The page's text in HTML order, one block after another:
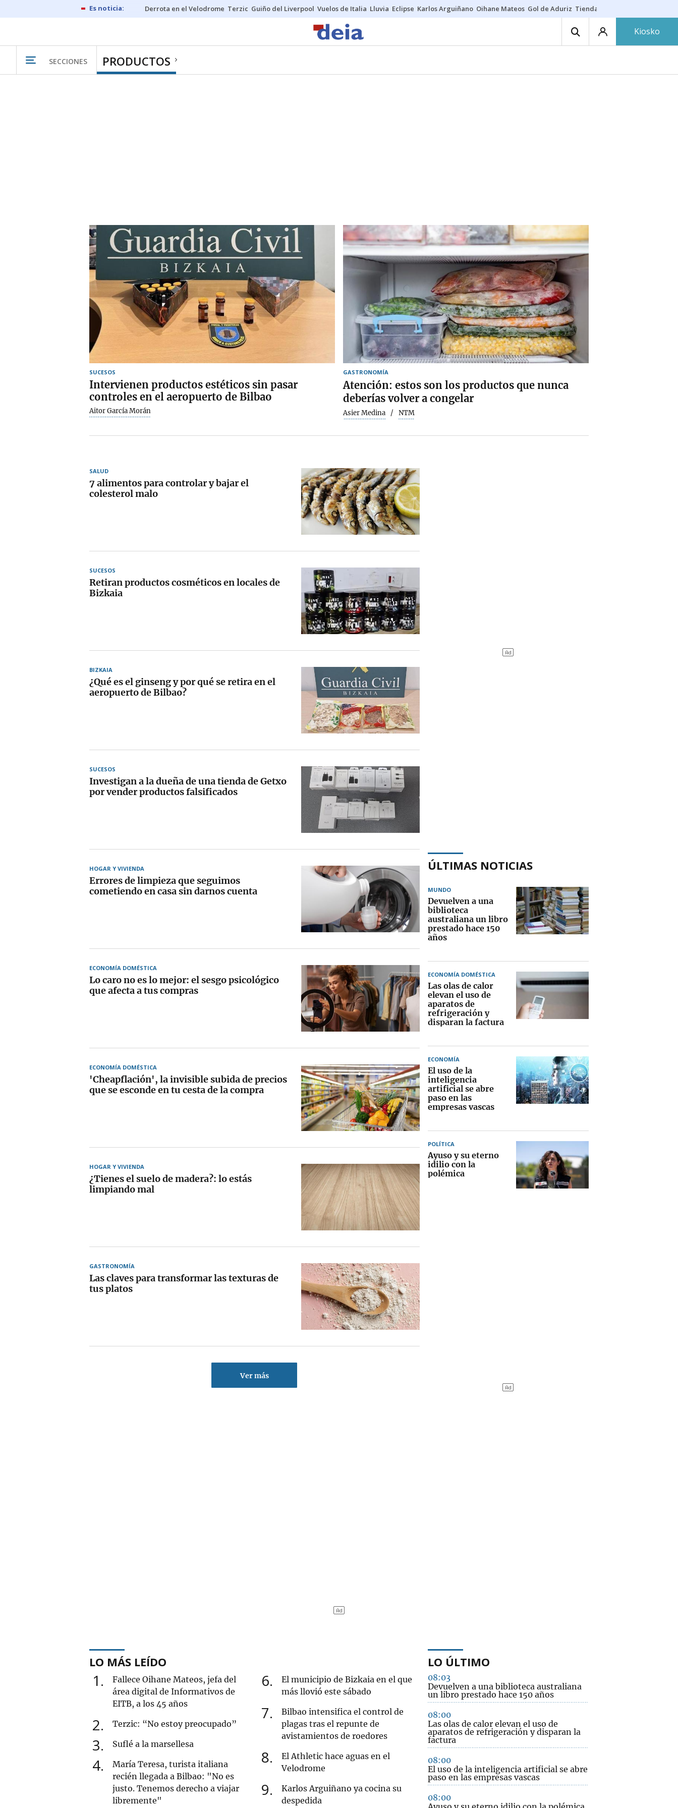
Derrota en el Velodrome Terzic Guiño del Liverpool Vuelos de Italia Lluvia Eclipse Karlos Arguiñano Oihane Mateos Gol de Aduriz Tienda de zapatillas
Kiosko
SECCIONES PRODUCTOS
SUCESOS
Intervienen productos estéticos sin pasar
controles en el aeropuerto de Bilbao
Aitor García Morán
GASTRONOMÍA
Atención: estos son los productos que nunca
deberías volver a congelar
Asier Medina NTM
SALUD
7 alimentos para controlar y bajar el
colesterol malo
SUCESOS
Retiran productos cosméticos en locales de
Bizkaia
BIZKAIA
¿Qué es el ginseng y por qué se retira en el
aeropuerto de Bilbao?
SUCESOS
Investigan a la dueña de una tienda de Getxo
por vender productos falsificados
HOGAR Y VIVIENDA
Errores de limpieza que seguimos
cometiendo en casa sin darnos cuenta
ECONOMÍA DOMÉSTICA
Lo caro no es lo mejor: el sesgo psicológico
que afecta a tus compras
ECONOMÍA DOMÉSTICA
'Cheapflación', la invisible subida de precios
que se esconde en tu cesta de la compra
HOGAR Y VIVIENDA
¿Tienes el suelo de madera?: lo estás
limpiando mal
GASTRONOMÍA
Las claves para transformar las texturas de
tus platos
Ver más
ÚLTIMAS NOTICIAS
MUNDO
Devuelven a una
biblioteca
australiana un libro
prestado hace 150
años
ECONOMÍA DOMÉSTICA
Las olas de calor
elevan el uso de
aparatos de
refrigeración y
disparan la factura
ECONOMÍA
El uso de la
inteligencia
artificial se abre
paso en las
empresas vascas
POLÍTICA
Ayuso y su eterno
idilio con la
polémica
LO MÁS LEÍDO
1
Fallece Oihane Mateos, jefa del
área digital de Informativos de
EITB, a los 45 años
2 Terzic: “No estoy preocupado”
3 Suflé a la marsellesa
4
María Teresa, turista italiana
recién llegada a Bilbao: "No es
justo. Tenemos derecho a viajar
libremente"
6
El municipio de Bizkaia en el que
más llovió este sábado
7
Bilbao intensifica el control de
plagas tras el repunte de
avistamientos de roedores
8
El Athletic hace aguas en el
Velodrome
9
Karlos Arguiñano ya cocina su
despedida
LO ÚLTIMO
08:03
Devuelven a una biblioteca australiana
un libro prestado hace 150 años
08:00
Las olas de calor elevan el uso de
aparatos de refrigeración y disparan la
factura
08:00
El uso de la inteligencia artificial se abre
paso en las empresas vascas
08:00